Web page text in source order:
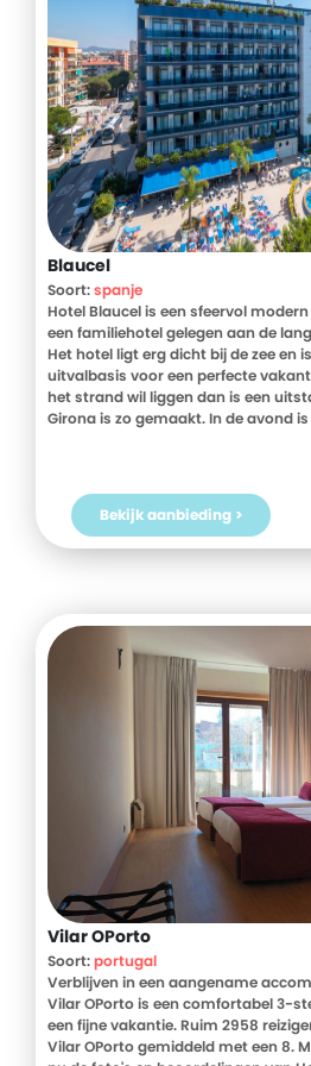
Blaucel
Soort:spanje
Hotel Blaucel is een sfeervol
een familiehotel gelegen aan de
Het hotel ligt erg dicht bij de zee en
uitvalbasis voor een perfecte
het strand wil liggen dan is een
Girona is zo gemaakt. In de avond
Bekijk aanbieding >
Vilar OPorto
Soort:portugal
Verblijven in een aangename
Vilar OPorto is een comfortabel 3-
een fijne vakantie. Ruim 2958
Vilar OPorto gemiddeld met een 8.